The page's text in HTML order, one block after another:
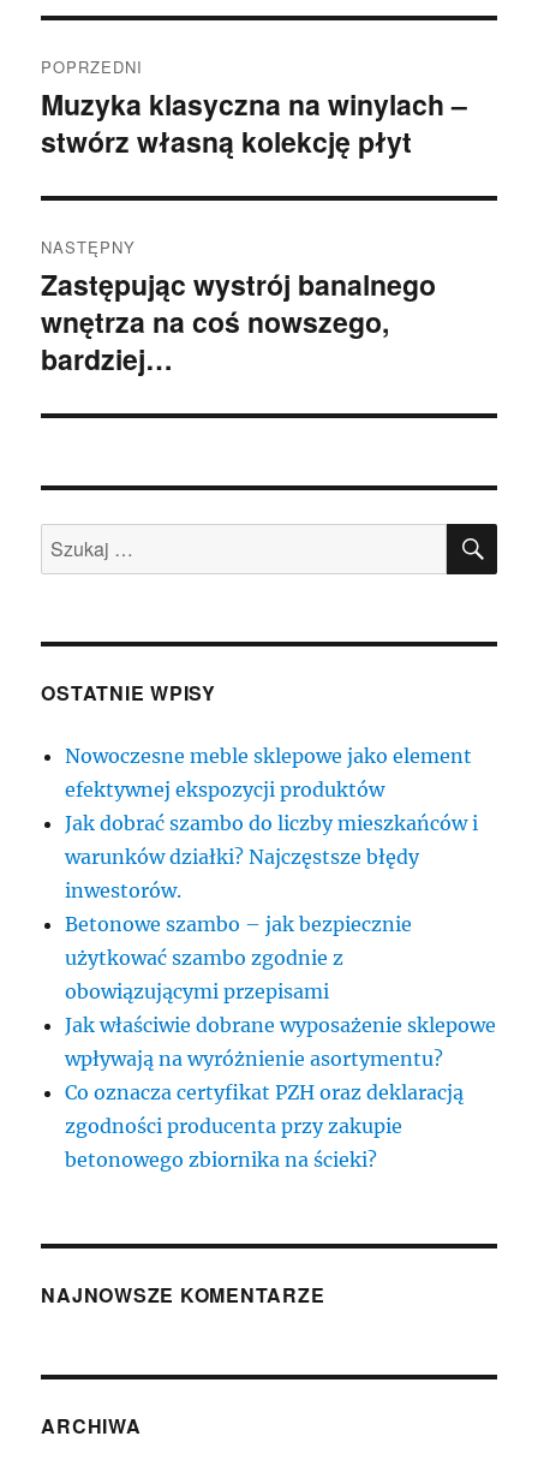
wpisu
POPRZEDNI
Poprzedni
wpis:
Muzyka klasyczna na winylach –
stwórz własną kolekcję płyt
NASTĘPNY
Następny
wpis:
Zastępując wystrój banalnego
wnętrza na coś nowszego,
bardziej…
Szukaj:
OSTATNIE WPISY
Nowoczesne meble sklepowe jako element
efektywnej ekspozycji produktów
Jak dobrać szambo do liczby mieszkańców i
warunków działki? Najczęstsze błędy
inwestorów.
Betonowe szambo – jak bezpiecznie
użytkować szambo zgodnie z
obowiązującymi przepisami
Jak właściwie dobrane wyposażenie sklepowe
wpływają na wyróżnienie asortymentu?
Co oznacza certyfikat PZH oraz deklaracją
zgodności producenta przy zakupie
betonowego zbiornika na ścieki?
NAJNOWSZE KOMENTARZE
ARCHIWA